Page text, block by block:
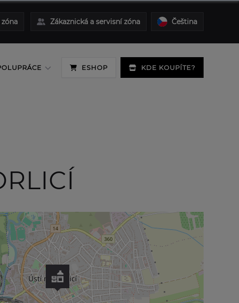
Zákaznická a servisní zóna Čeština
ESHOP KDE KOUPÍTE?